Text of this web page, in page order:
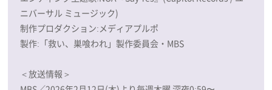
ニバーサル ミュージック)
制作プロダクション:メディアプルポ
製作:「救い、巣喰われ」製作委員会・MBS
＜放送情報＞